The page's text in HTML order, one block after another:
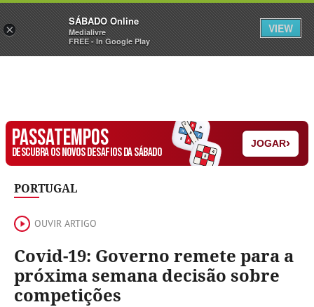
Sábado Assine Iniciar Sessão
PASSATEMPOS
DESCUBRA OS NOVOS DESAFIOS DA SÁBADO
JOGAR›
PORTUGAL
OUVIR ARTIGO
Covid-19: Governo remete para a
próxima semana decisão sobre
competições
×
SÁBADO Online
Medialivre
FREE - In Google Play
VIEW